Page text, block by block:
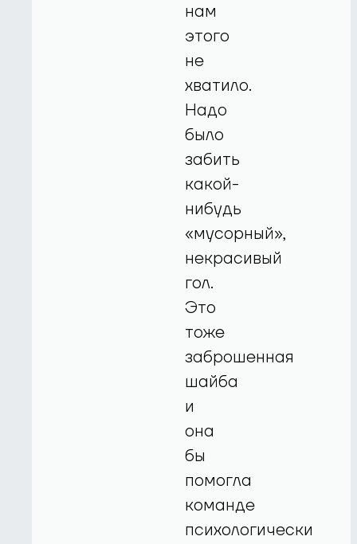
нам
этого
не
хватило.
Надо
было
забить
какой-
нибудь
«мусорный»,
некрасивый
гол.
Это
тоже
заброшенная
шайба
и
она
бы
помогла
команде
психологически